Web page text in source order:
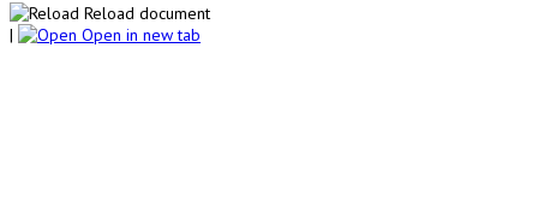
Reload document
|
Open in new tab